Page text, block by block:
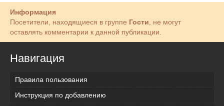
Информация
Посетители, находящиеся в группе Гости, не могут
оставлять комментарии к данной публикации.
Навигация
Правила пользования
Инструкция по добавлению